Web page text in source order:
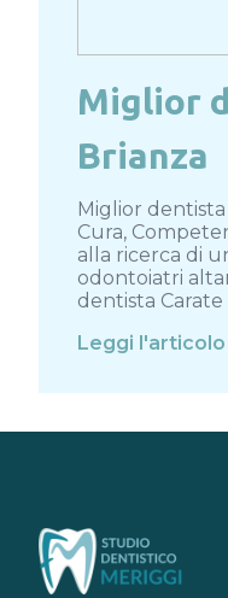
Miglior
Brianza
Miglior
Cura,
alla ricerca di
odontoiatri
dentista
Leggi l'articolo